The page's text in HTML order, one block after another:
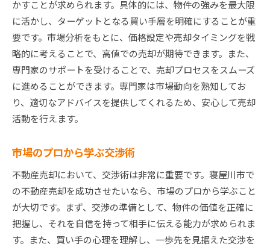
かすことが求められます。具体的には、物件の強みを最大限
に活かし、ターゲットとなる買い手層を明確にすることが重
要です。市場分析をもとに、価格設定や売却タイミングを戦
略的に考えることで、高値での売却が期待できます。また、
専門家のサポートを受けることで、売却プロセスをスムーズ
に進めることができます。専門家は市場動向を熟知してお
り、適切なアドバイスを提供してくれるため、安心して売却
活動を行えます。
市場のプロから学ぶ交渉術
不動産売却において、交渉術は非常に重要です。寝屋川市で
の不動産売却を成功させたいなら、市場のプロから学ぶこと
が大切です。まず、交渉の準備として、物件の価値を正確に
把握し、それを自信を持って相手に伝える能力が求められま
す。また、買い手の心理を理解し、一歩先を見据えた交渉を